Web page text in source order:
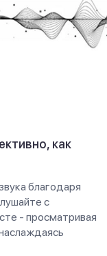
как
благодаря
с
- просматривая